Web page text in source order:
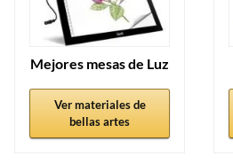
Mejores mesas de Luz
Ver materiales de
bellas artes